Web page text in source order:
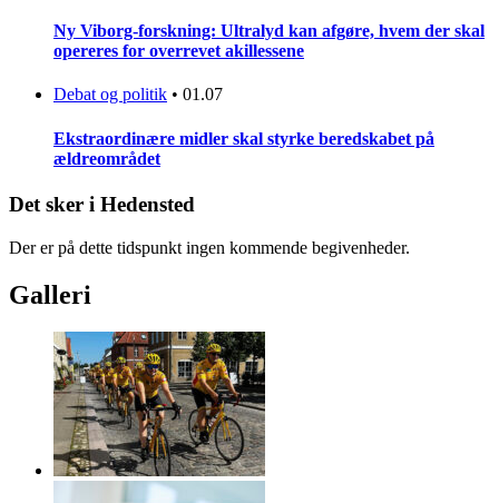
Ny Viborg-forskning: Ultralyd kan afgøre, hvem der skal
opereres for overrevet akillessene
Debat og politik • 01.07
Ekstraordinære midler skal styrke beredskabet på
ældreområdet
Det sker i Hedensted
Der er på dette tidspunkt ingen kommende begivenheder.
Galleri